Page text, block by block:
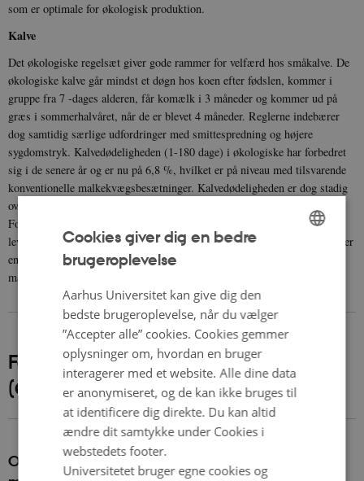
som er optimale for økologisk produktion.
Kalve
Det økologiske regelsæt giver gode rammer for velfærd hos småkalve. De
økologiske kalve går mindst et døgn hos koen efter fødslen, kommer i
gruppe fra 7 -dages alderen, får komælk i 3 måneder og kommer ud på
græs i sommerhalvåret, når de er blevet 4 måneder. Reglerne indebærer
dog samtidig særlige udfordringer med smittespredning og højere
sygdomstryk. Kalvedødeligheden (1-180 dage) i økologiske har forbedret
sig i de senere år og er nu på 6,8 %, hvilket er på niveau med tilsvarende
konventionelle malkekvægsbesætninger. Kalvedødeligheden er dog stadig
over branchens målsætning om højest 5,5% dødelighed.
Forskningsresultater har tidligere vist, at økologiske kalve i de første
leveuger har et højt niveau af mavetarminfektioner, og at kalvediarré spiller
en vigtig rolle for kalvedødeligheden i økologiske
malkekvægsbesætninger.
Forskningsprojekter i ICROFS regi
(Organic RDD)
Optimal holdbarhed i økologiske
Cookies giver dig en bedre
brugeroplevelse
Aarhus Universitet kan give dig den
bedste brugeroplevelse, når du vælger
”Accepter alle” cookies. Cookies gemmer
oplysninger om, hvordan en bruger
interagerer med et website. Alle dine data
er anonymiseret, og de kan ikke bruges til
at identificere dig direkte. Du kan altid
ændre dit samtykke under Cookies i
webstedets footer.
Universitetet bruger egne cookies og